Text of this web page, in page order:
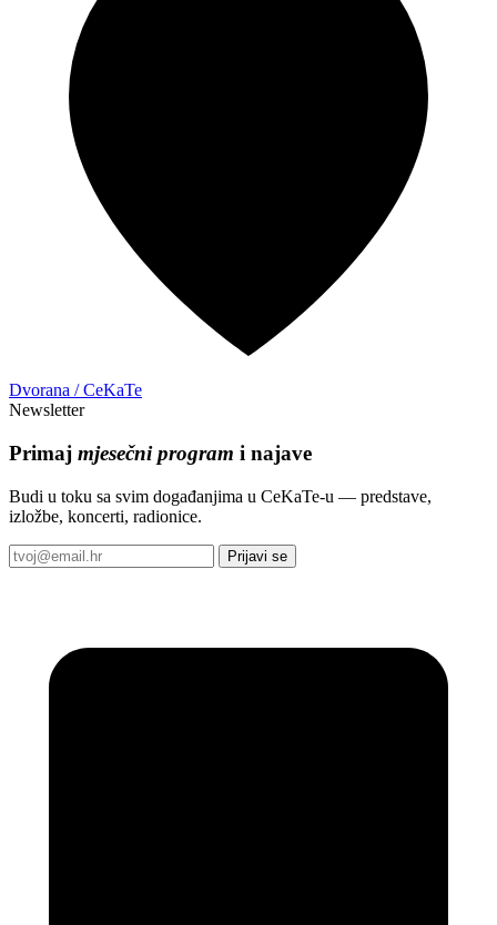
Dvorana / CeKaTe
Newsletter
Primaj mjesečni program i najave
Budi u toku sa svim događanjima u CeKaTe-u — predstave,
izložbe, koncerti, radionice.
Prijavi se